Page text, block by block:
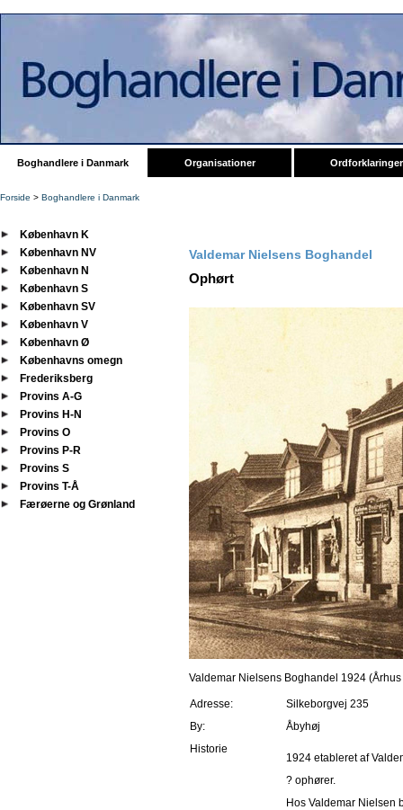
Boghandlere i Danmark Organisationer Ordforklaringer
Forside > Boghandlere i Danmark
København K
København NV
København N
København S
København SV
København V
København Ø
Københavns omegn
Frederiksberg
Provins A-G
Provins H-N
Provins O
Provins P-R
Provins S
Provins T-Å
Færøerne og Grønland
Valdemar Nielsens Boghandel
Ophørt
Valdemar Nielsens Boghandel 1924
Adresse:
Silkeborgvej 235
By:
Åbyhøj
Historie
1924 etableret af
? ophører.
Hos Valdemar Nielsen